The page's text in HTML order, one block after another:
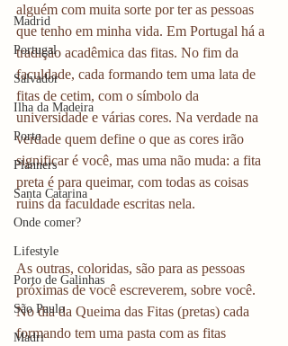
Madrid
Portugal
Salvador
Ilha da Madeira
Porto
Planners
Santa Catarina
Onde comer?
Lifestyle
Porto de Galinhas
São Paulo
Madri
alguém com muita sorte por ter as pessoas
que tenho em minha vida. Em Portugal há a
tradição acadêmica das fitas. No fim da
faculdade, cada formando tem uma lata de
fitas de cetim, com o símbolo da
universidade e várias cores. Na verdade na
verdade quem define o que as cores irão
significar é você, mas uma não muda: a fita
preta é para queimar, com todas as coisas
ruins da faculdade escritas nela.
As outras, coloridas, são para as pessoas
próximas de você escreverem, sobre você.
No dia da Queima das Fitas (pretas) cada
formando tem uma pasta com as fitas